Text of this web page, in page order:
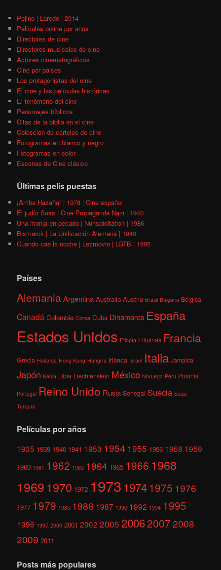
Pejino | Laredo | 2014
Películas online por años
Directores de cine
Directores musicales de cine
Actores cinematográficos
Cine por paises
Los protagonistas del cine
El cine y las películas históricas
El fenómeno del cine
Personajes bíblicos
Citas de la biblia en el cine
Colección de carteles de cine
Fotogramas en blanco y negro
Fotogramas en color
Escenas de Cine clásico
Últimas pelis puestas
¡Arriba Hazaña! | 1978 | Cine español
El judío Süss | Cine Propaganda Nazi | 1940
Una monja en pecado | Nunsploitation | 1986
Bismarck | La Unificación Alemana | 1940
Cuando cae la noche | Lezmovie | LGTB | 1995
Países
AlemaniaArgentina Australia Austria Brasil Bulgaria Bélgica
Canadá Colombia Corea Cuba Dinamarca España
Estados Unidos Etiopía Filipinas Francia
Grecia Holanda Hong Kong Hungría Irlanda Israel Italia Jamaica
Japón Kenia Libia Liechtenstein México Noruega Perú Polonia
Portugal Reino Unido Rusia Senegal Suecia Suiza
Turquía
Películas por años
1935 1939 1940 1941 1953 1954 1955 1956 1958 1959
1960 1961 1962 1963 1964 1965 1966 1968
1969 1970 1972 1973 1974 1975 1976
1977 1979 1985 1986 1987 1990 1992 1994 1995
1996 1997 2000 2001 2002 2005 200620072008
2009 2011
Posts más populares